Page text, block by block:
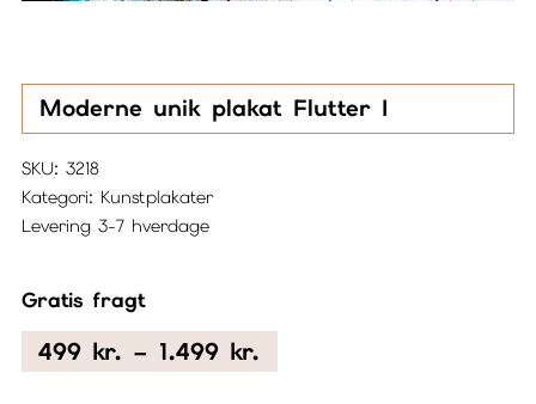
Moderne unik plakat Flutter I
SKU: 3218
Kategori: Kunstplakater
Levering 3-7 hverdage
Gratis fragt
499 kr. – 1.499 kr.
499 kr.